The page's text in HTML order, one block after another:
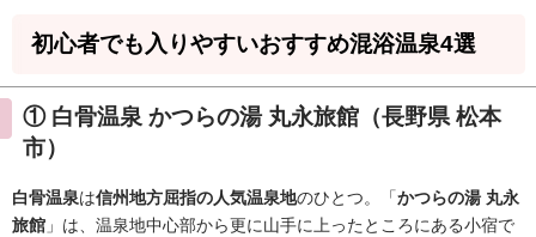
初心者でも入りやすいおすすめ混浴温泉4選
① 白骨温泉 かつらの湯 丸永旅館（長野県 松本
市）
白骨温泉は信州地方屈指の人気温泉地のひとつ。「かつらの湯 丸永
旅館 」は、温泉地中心部から更に山手に上ったところにある小宿で